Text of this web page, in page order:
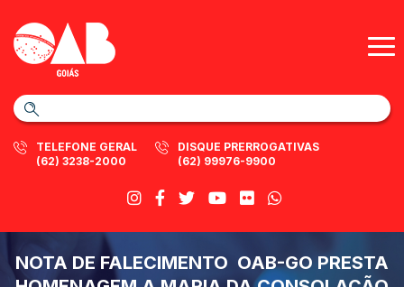
TELEFONE GERAL
(62) 3238-2000
DISQUE PRERROGATIVAS
(62) 99976-9900
NOTA DE FALECIMENTO  OAB-GO PRESTA